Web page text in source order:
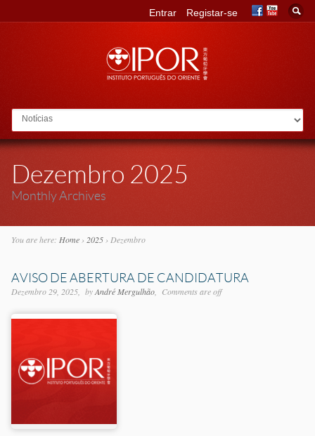
Go to:
Entrar Registar-se
Dezembro 2025
Monthly Archives
You are here: Home› 2025› Dezembro
AVISO DE ABERTURA DE CANDIDATURA
Dezembro 29, 2025 byAndré Mergulhão Comments are off